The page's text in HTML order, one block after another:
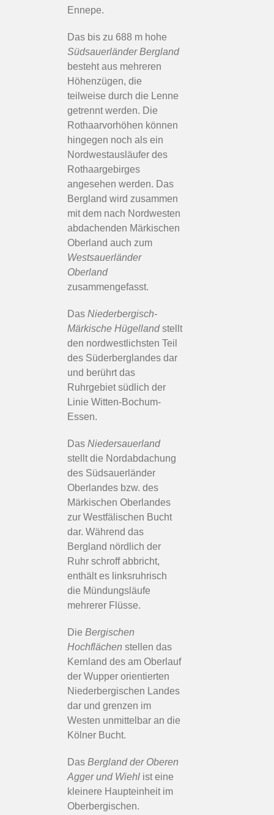
Ennepe.
Das bis zu 688 m hohe
Südsauerländer Bergland
besteht aus mehreren
Höhenzügen, die
teilweise durch die Lenne
getrennt werden. Die
Rothaarvorhöhen können
hingegen noch als ein
Nordwestausläufer des
Rothaargebirges
angesehen werden. Das
Bergland wird zusammen
mit dem nach Nordwesten
abdachenden Märkischen
Oberland auch zum
Westsauerländer
Oberland
zusammengefasst.
Das Niederbergisch-
Märkische Hügellandstellt
den nordwestlichsten Teil
des Süderberglandes dar
und berührt das
Ruhrgebiet südlich der
Linie Witten-Bochum-
Essen.
Das Niedersauerland
stellt die Nordabdachung
des Südsauerländer
Oberlandes bzw. des
Märkischen Oberlandes
zur Westfälischen Bucht
dar. Während das
Bergland nördlich der
Ruhr schroff abbricht,
enthält es linksruhrisch
die Mündungsläufe
mehrerer Flüsse.
Die Bergischen
Hochflächen stellen das
Kernland des am Oberlauf
der Wupper orientierten
Niederbergischen Landes
dar und grenzen im
Westen unmittelbar an die
Kölner Bucht.
Das Bergland der Oberen
Agger und Wiehl ist eine
kleinere Haupteinheit im
Oberbergischen.